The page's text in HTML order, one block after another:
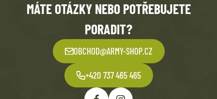
MÁTE OTÁZKY NEBO POTŘEBUJETE
PORADIT?
OBCHOD@ARMY-SHOP.CZ
+420 737 465 465